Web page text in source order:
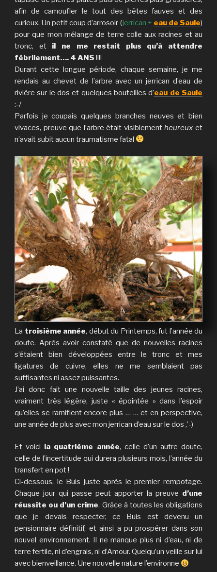
afin de camoufler le tout des bêtes fauves et des
curieux. Un petit coup d’arrosoir (jerrican + eau de Saule)
pour que mon mélange de terre colle aux racines et au
tronc, et il ne me restait plus qu’à attendre
fébrilement…. 4 ANS !!!!
Durant cette longue période, chaque semaine, je me
rendais au chevet de l’arbre avec un jerrican d’eau de
rivière sur le dos et quelques bouteilles d’eau de Saule
:-/
Parfois je coupais quelques branches neuves et bien
vivaces, preuve que l’arbre était visiblementheureux et
n’avait subit aucun traumatisme fatal
La troisième année, début du Printemps, fut l’année du
doute. Après avoir constaté que de nouvelles racines
s’étaient bien développées entre le tronc et mes
ligatures de cuivre, elles ne me semblaient pas
suffisantes ni assez puissantes.
J’ai donc fait une nouvelle taille des jeunes racines,
vraiment très légère, juste « épointée » dans l’espoir
qu’elles se ramifient encore plus … … et en perspective,
une année de plus avec mon jerrican d’eau sur le dos ,’-)
Et voici la quatrième année, celle d’un autre doute,
celle de l’incertitude qui durera plusieurs mois, l’année du
transfert en pot !
Ci-dessous, le Buis juste après le premier rempotage.
Chaque jour qui passe peut apporter la preuve d’une
réussite ou d’un crime. Grâce à toutes les obligations
que je devais respecter, ce Buis est devenu un
pensionnaire définitif, et ainsi a pu prospérer dans son
nouvel environnement. Il ne manque plus ni d’eau, ni de
terre fertile, ni d’engrais, ni d’Amour. Quelqu’un veille sur lui
avec bienveillance. Une nouvelle nature l’environne